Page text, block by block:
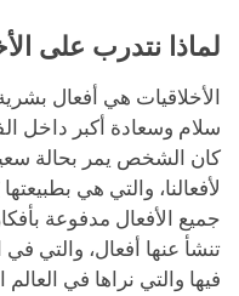
لماذا نتدرب على
الأخلاقيات هي أفعال
سلام وسعادة أكبر داخل
كان الشخص يمر بحالة
لأفعالنا، والتي هي
جميع الأفعال مدفوعة
تنشأ عنها أفعال، والتي في
فيها والتي نراها في